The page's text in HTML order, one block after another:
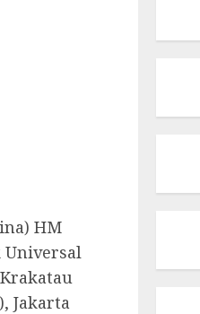
HM
Universal
Jakarta